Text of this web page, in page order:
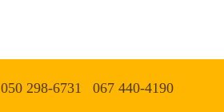
050 298-6731 067 440-4190